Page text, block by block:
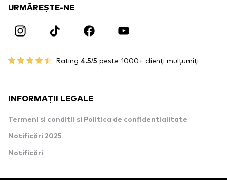
URMĂREȘTE-NE
Rating 4.5/5 peste 1000+ clienți mulțumiți
INFORMAȚII LEGALE
Termeni si conditii si Politica de confidentialitate
Notificări 2025
Notificări